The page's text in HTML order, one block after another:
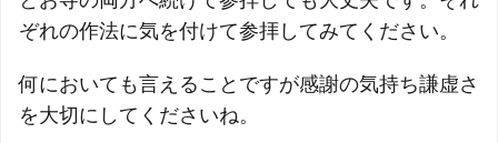
ぞれの作法に気を付けて参拝してみてください。
何においても言えることですが感謝の気持ち謙虚さ
を大切にしてくださいね。